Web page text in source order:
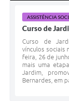
ASSISTÊNCIA
Curso de
Curso de
vínculos sociais
feira, 26 de
mais uma
Jardim,
Bernardes, em